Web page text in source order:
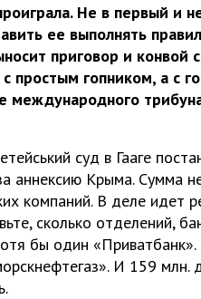
Не в первый и
ее выполнять
приговор и
простым гопником, а с
международного
суд в Гааге
аннексию Крыма. Сумма
компаний. В деле идет
сколько отделений,
бы один
И 159 млн.